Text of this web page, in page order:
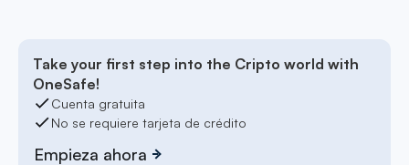
Take your first step into the Cripto world with
OneSafe!
Cuenta gratuita
No se requiere tarjeta de crédito
Empieza ahora